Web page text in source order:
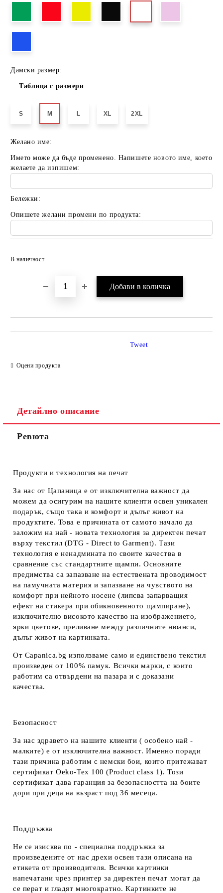
Дамски размер:
Таблица с размери
S M L XL 2XL
Желано име:
Името може да бъде променено. Напишете новото име, което
желаете да изпишем:
Бележки:
Опишете желани промени по продукта:
В наличност
Оцени продукта
Tweet
Детайлно описание
Ревюта
Продукти и технология на печат
За нас от Цапаница е от изключителна важност да
можем да осигурим на нашите клиенти освен уникален
подарък, също така и комфорт и дълъг живот на
продуктите. Това е причината от самото начало да
заложим на най - новата технология за директен печат
върху текстил (DTG - Direct to Garment). Тази
технология е ненадмината по своите качества в
сравнение със стандартните щампи. Основните
предимства са запазване на естествената проводимост
на памучната материя и запазване на чувството на
комфорт при нейното носене (липсва запарващия
ефект на стикера при обикновенното щампиране),
изключително високото качество на изображението,
ярки цветове, преливане между различните нюанси,
дълъг живот на картинката.
От Capanica.bg използваме само и единствено текстил
произведен от 100% памук. Всички марки, с които
работим са отвърдени на пазара и с доказани
качества.
Безопасност
За нас здравето на нашите клиенти ( особено най -
малките) е от изключителна важност. Именно поради
тази причина работим с немски бои, които притежават
сертификат Oeko-Tex 100 (Product class 1). Този
сертификат дава гаранция за безопасността на боите
дори при деца на възраст под 36 месеца.
Поддръжка
Не се изисква по - специална поддръжка за
произведените от нас дрехи освен тази описана на
етикета от производителя. Всички картинки
напечатани чрез принтер за директен печат могат да
се перат и гладят многократно. Картинките не